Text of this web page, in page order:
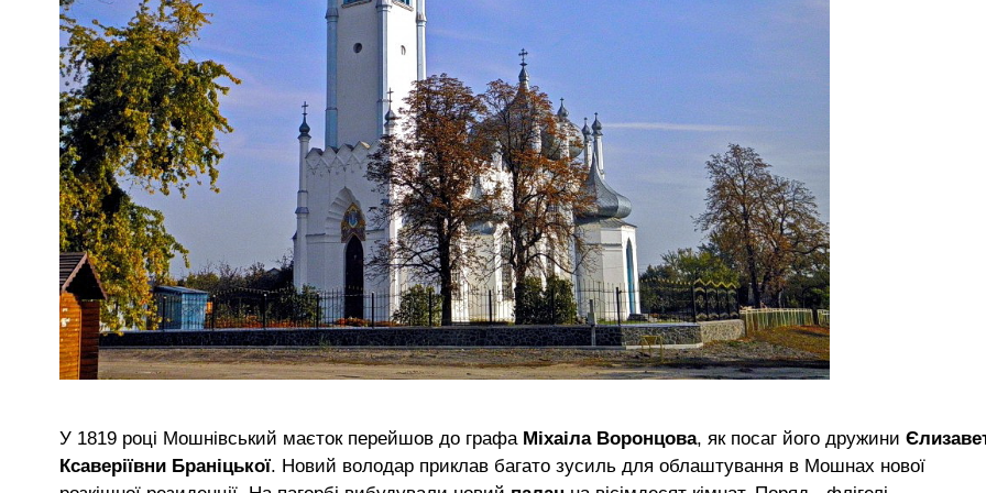
У 1819 році Мошнівський маєток перейшов до графаМіхаіла Воронцова, як посаг його дружини
Ксаверіївни Браніцької. Новий володар приклав багато зусиль для облаштування в Мошнах нової